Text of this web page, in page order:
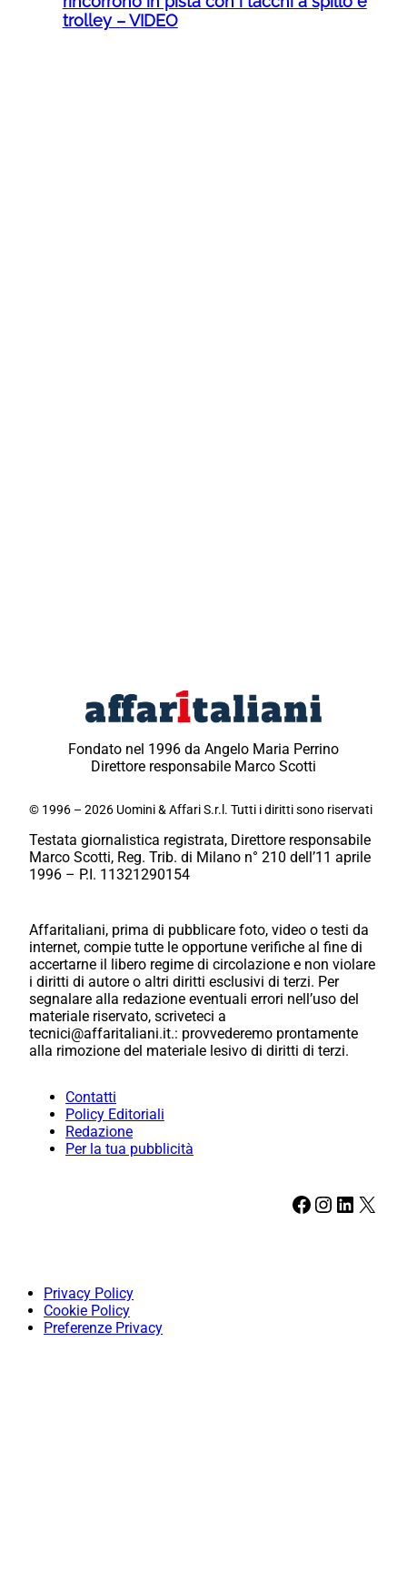
trolley – VIDEO
Fondato nel 1996 da Angelo Maria Perrino
Direttore responsabile Marco Scotti
© 1996 – 2026 Uomini & Affari S.r.l. Tutti i diritti sono riservati
Testata giornalistica registrata, Direttore responsabile
Marco Scotti, Reg. Trib. di Milano n° 210 dell’11 aprile
1996 – P.I. 11321290154
Affaritaliani, prima di pubblicare foto, video o testi da
internet, compie tutte le opportune verifiche al fine di
accertarne il libero regime di circolazione e non violare
i diritti di autore o altri diritti esclusivi di terzi. Per
segnalare alla redazione eventuali errori nell’uso del
materiale riservato, scriveteci a
tecnici@affaritaliani.it.: provvederemo prontamente
alla rimozione del materiale lesivo di diritti di terzi.
Contatti
Policy Editoriali
Redazione
Per la tua pubblicità
Facebook Instagram LinkedIn X
Privacy Policy
Cookie Policy
Preferenze Privacy